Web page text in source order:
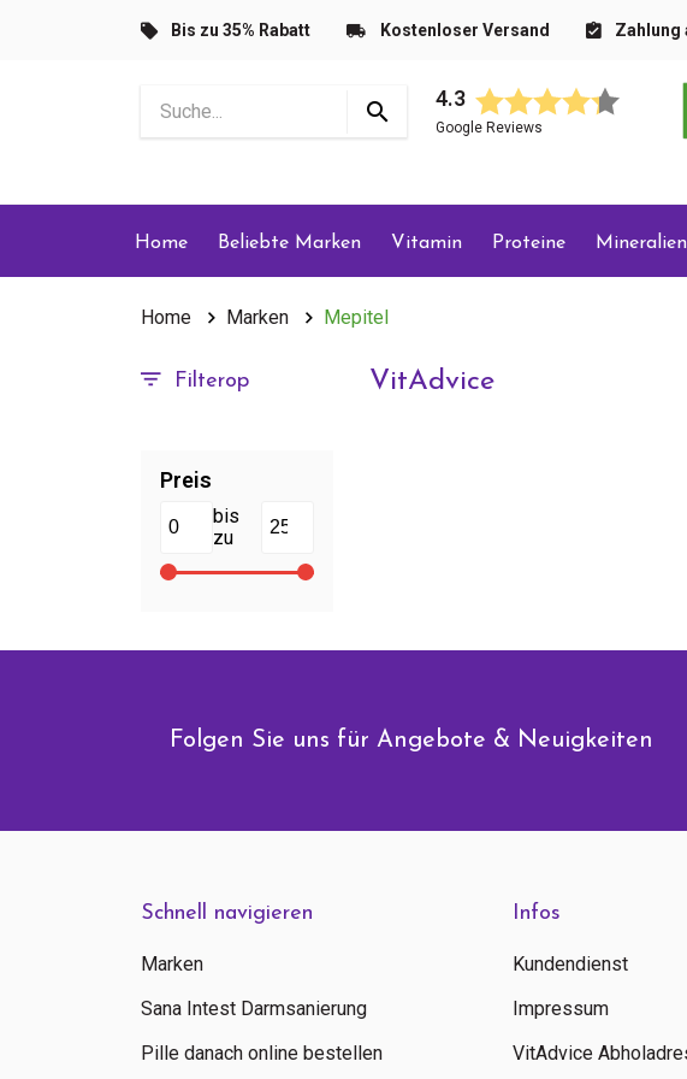
Bis zu 35% Rabatt Kostenloser Versand Zahlung
4.3
Google Reviews
Home Beliebte Marken Vitamin Proteine Mineralien
Home Marken Mepitel
Filterop
Preis
bis
zu
VitAdvice
Folgen Sie uns für Angebote & Neuigkeiten
Schnell navigieren
Marken
Sana Intest Darmsanierung
Pille danach online bestellen
Infos
Kundendienst
Impressum
VitAdvice